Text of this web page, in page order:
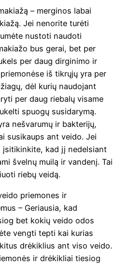
– merginos labai
Jei nenorite turėti
nustoti naudoti
bus gerai, bet per
per daug dirginimo ir
iš tikrųjų yra per
dėl kurių naudojant
per daug riebalų visame
spuogų susidarymą.
nešvarumų ir bakterijų,
susikaups ant veido. Jei
įsitikinkite, kad jį nedelsiant
švelnų muilą ir vandenį. Tai
riebų veidą.
priemones ir
– Geriausia, kad
bet kokių veido odos
vengti tepti kai kurias
drėkiklius ant viso veido.
ir drėkikliai tiesiog